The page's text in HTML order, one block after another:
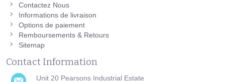
Contactez Nous
Informations de livraison
Options de paiement
Remboursements & Retours
Sitemap
Contact Information
Unit 20 Pearsons Industrial Estate